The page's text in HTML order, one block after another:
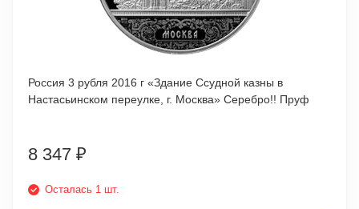
Россия 3 рубля 2016 г «Здание Ссудной казны в
Настасьинском переулке, г. Москва» Серебро!! Пруф
8 347 ₽
Осталась 1 шт.